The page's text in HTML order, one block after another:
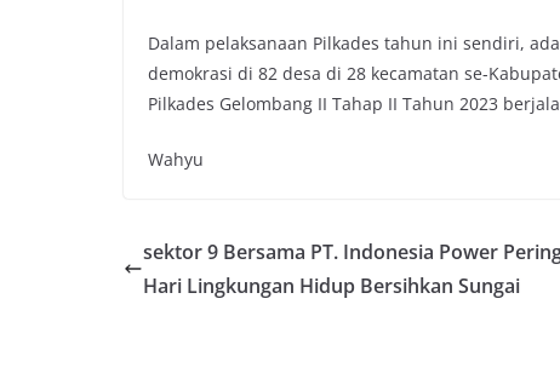
Dalam pelaksanaan Pilkades tahun ini sendiri,
demokrasi di 82 desa di 28 kecamatan se-
Pilkades Gelombang II Tahap II Tahun 2023
Wahyu
sektor 9 Bersama PT. Indonesia Power
Hari Lingkungan Hidup Bersihkan Sungai